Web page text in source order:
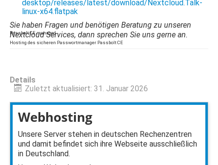
Passbolt CE managed
Hosting des sicheren Passwortmanager Passbolt CE
desktop/releases/latest/download/Nextcloud.Talk-
linux-x64.flatpak
Sie haben Fragen und benötigen Beratung zu unseren
Nextcloud Services, dann sprechen Sie uns gerne an.
Details
Zuletzt aktualisiert: 31. Januar 2026
Webhosting
Unsere Server stehen in deutschen Rechenzentren
und damit befindet sich ihre Webseite ausschließlich
in Deutschland.